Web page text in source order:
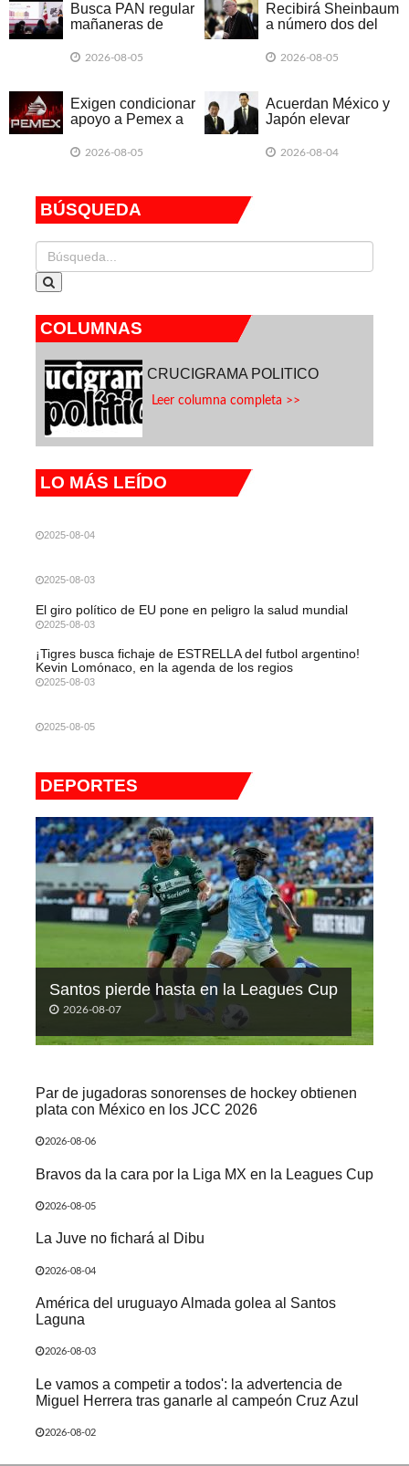
Busca PAN regular
mañaneras de
2026-08-05
Recibirá Sheinbaum
a número dos del
2026-08-05
Exigen condicionar
apoyo a Pemex a
2026-08-05
Acuerdan México y
Japón elevar
económica
2026-08-04
BÚSQUEDA
COLUMNAS
CRUCIGRAMA POLITICO
Leer columna completa >>
LO MÁS LEÍDO
2025-08-04
2025-08-03
El giro político de EU pone en peligro la salud mundial
2025-08-03
¡Tigres busca fichaje de ESTRELLA del futbol argentino!
Kevin Lomónaco, en la agenda de los regios
2025-08-03
2025-08-05
DEPORTES
Santos pierde hasta en la Leagues Cup
2026-08-07
Par de jugadoras sonorenses de hockey obtienen
plata con México en los JCC 2026
2026-08-06
Bravos da la cara por la Liga MX en la Leagues Cup
2026-08-05
La Juve no fichará al Dibu
2026-08-04
América del uruguayo Almada golea al Santos
Laguna
2026-08-03
Le vamos a competir a todos': la advertencia de
Miguel Herrera tras ganarle al campeón Cruz Azul
2026-08-02